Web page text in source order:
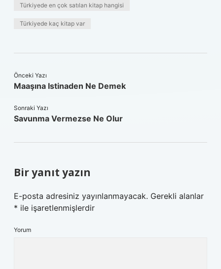
Türkiyede en çok satılan kitap hangisi
Türkiyede kaç kitap var
Önceki Yazı
Maaşına Istinaden Ne Demek
Sonraki Yazı
Savunma Vermezse Ne Olur
Bir yanıt yazın
E-posta adresiniz yayınlanmayacak. Gerekli alanlar
* ile işaretlenmişlerdir
Yorum